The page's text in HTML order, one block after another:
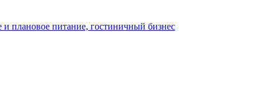
плановое питание, гостиничный бизнес